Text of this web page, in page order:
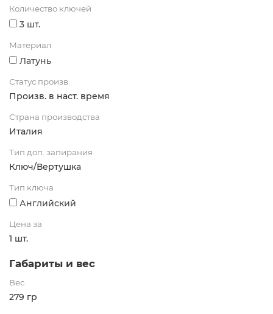
Количество ключей
3 шт.
Материал
Латунь
Статус произв.
Произв. в наст. время
Страна производства
Италия
Тип доп. запирания
Ключ/Вертушка
Тип ключа
Английский
Цена за
1 шт.
Габариты и вес
Вес
279 гр